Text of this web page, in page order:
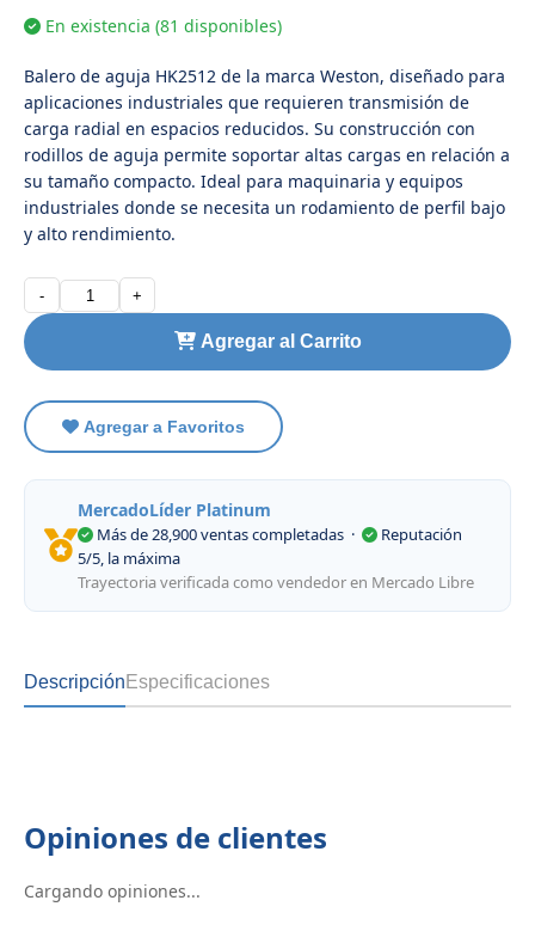
En existencia (81 disponibles)
Balero de aguja HK2512 de la marca Weston, diseñado para
aplicaciones industriales que requieren transmisión de
carga radial en espacios reducidos. Su construcción con
rodillos de aguja permite soportar altas cargas en relación a
su tamaño compacto. Ideal para maquinaria y equipos
industriales donde se necesita un rodamiento de perfil bajo
y alto rendimiento.
- +
Agregar al Carrito
Agregar a Favoritos
MercadoLíder Platinum
Más de 28,900 ventas completadas ·
Reputación
5/5, la máxima
Trayectoria verificada como vendedor en Mercado Libre
Descripción Especificaciones
Opiniones de clientes
Cargando opiniones...